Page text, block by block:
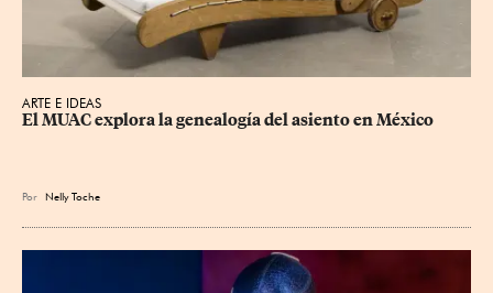
ARTE E IDEAS
El MUAC explora la genealogía del asiento en México
Por Nelly Toche